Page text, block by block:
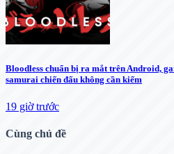
Bloodless chuẩn bị ra mắt trên Android,
samurai chiến đấu không cần kiếm
19 giờ trước
Cùng chủ đề